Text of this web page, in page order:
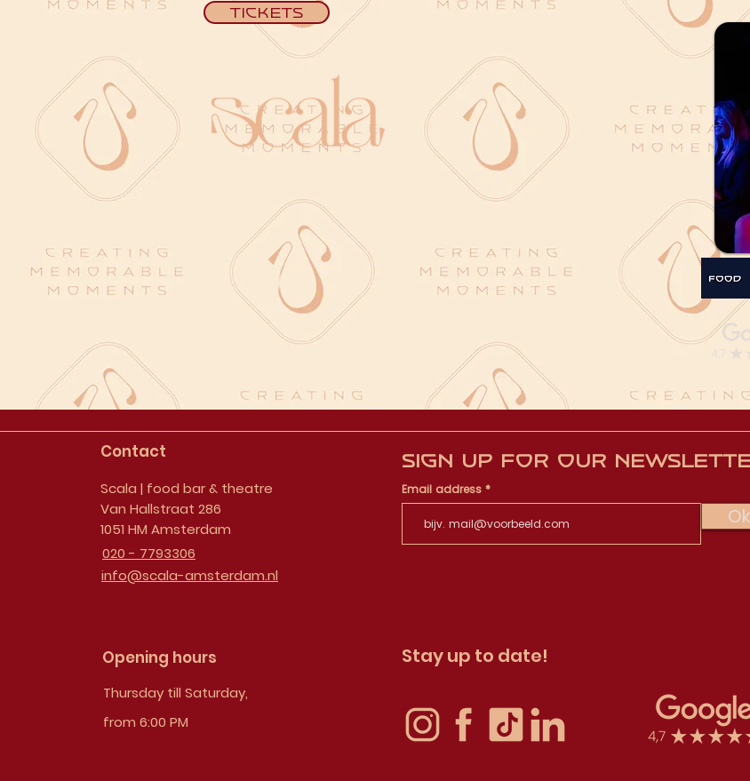
Tickets
Contact
Scala | food bar & theatre
Van Hallstraat 286
1051 HM Amsterdam
020 - 7793306
info@scala-amsterdam.nl
Opening hours
Thursday till Saturday,
from 6:00 PM
Sign up for our
Email address
Ok
Stay up to date!